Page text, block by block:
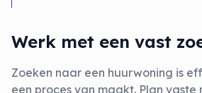
Werk met een vast
Zoeken naar een huurwoning is
een proces van maakt. Plan vaste